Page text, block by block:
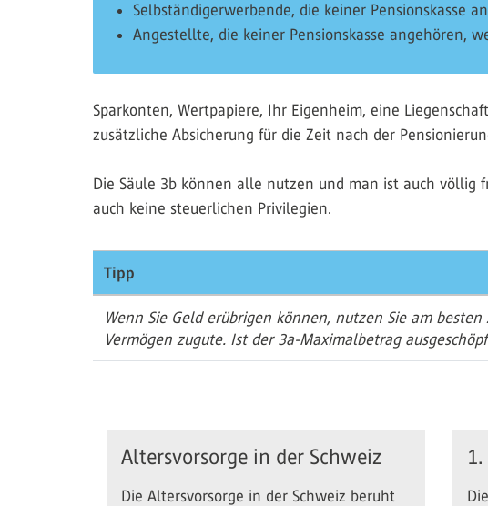
Selbständigerwerbende, die keiner Pensionskasse
Angestellte, die keiner Pensionskasse angehören,
Sparkonten, Wertpapiere, Ihr Eigenheim, eine
zusätzliche Absicherung für die Zeit nach der
Die Säule 3b können alle nutzen und man ist auch völlig
auch keine steuerlichen Privilegien.
Tipp
Wenn Sie Geld erübrigen können, nutzen Sie am
Vermögen zugute. Ist der 3a-Maximalbetrag
Altersvorsorge in der Schweiz
Die Altersvorsorge in der Schweiz beruht